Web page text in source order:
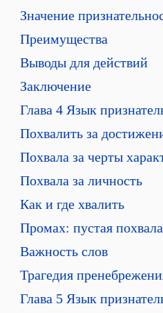
Значение
Преимущества
Выводы для действий
Заключение
Глава 4 Язык
Похвалить за
Похвала за черты
Похвала за личность
Как и где хвалить
Промах: пустая похвала
Важность слов
Трагедия
Глава 5 Язык